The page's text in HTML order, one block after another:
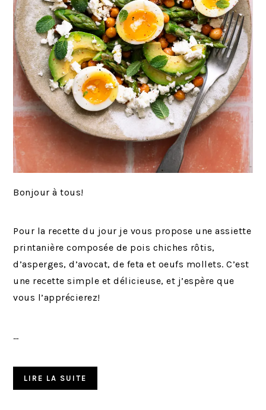
Bonjour à tous!
Pour la recette du jour je vous propose une assiette
printanière composée de pois chiches rôtis,
d’asperges, d’avocat, de feta et oeufs mollets. C’est
une recette simple et délicieuse, et j’espère que
vous l’apprécierez!
…
LIRE LA SUITE